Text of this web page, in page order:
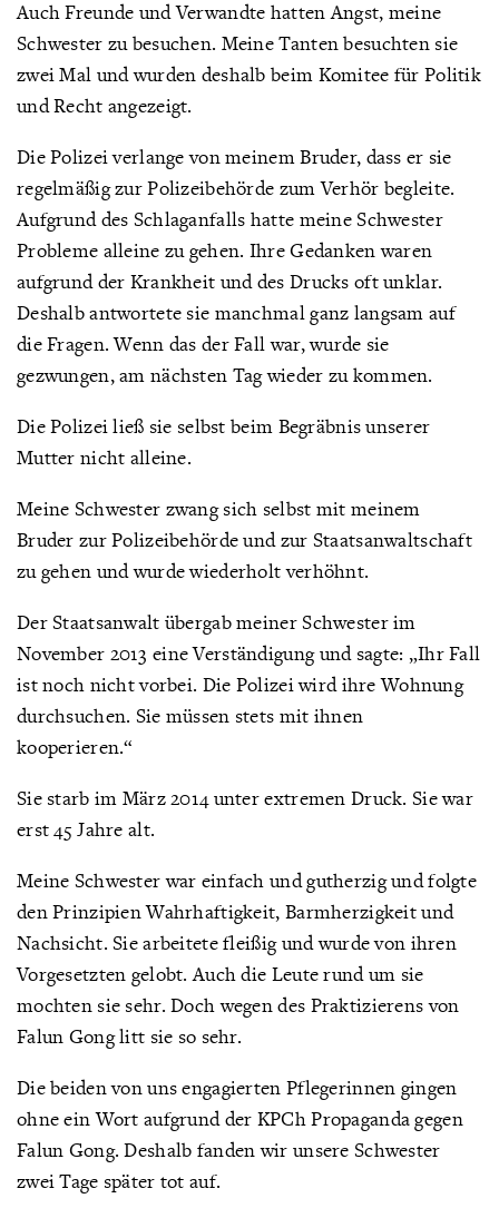
Auch Freunde und Verwandte hatten Angst, meine
Schwester zu besuchen. Meine Tanten besuchten sie
zwei Mal und wurden deshalb beim Komitee für Politik
und Recht angezeigt.
Die Polizei verlange von meinem Bruder, dass er sie
regelmäßig zur Polizeibehörde zum Verhör begleite.
Aufgrund des Schlaganfalls hatte meine Schwester
Probleme alleine zu gehen. Ihre Gedanken waren
aufgrund der Krankheit und des Drucks oft unklar.
Deshalb antwortete sie manchmal ganz langsam auf
die Fragen. Wenn das der Fall war, wurde sie
gezwungen, am nächsten Tag wieder zu kommen.
Die Polizei ließ sie selbst beim Begräbnis unserer
Mutter nicht alleine.
Meine Schwester zwang sich selbst mit meinem
Bruder zur Polizeibehörde und zur Staatsanwaltschaft
zu gehen und wurde wiederholt verhöhnt.
Der Staatsanwalt übergab meiner Schwester im
November 2013 eine Verständigung und sagte: „Ihr Fall
ist noch nicht vorbei. Die Polizei wird ihre Wohnung
durchsuchen. Sie müssen stets mit ihnen
kooperieren.“
Sie starb im März 2014 unter extremen Druck. Sie war
erst 45 Jahre alt.
Meine Schwester war einfach und gutherzig und folgte
den Prinzipien Wahrhaftigkeit, Barmherzigkeit und
Nachsicht. Sie arbeitete fleißig und wurde von ihren
Vorgesetzten gelobt. Auch die Leute rund um sie
mochten sie sehr. Doch wegen des Praktizierens von
Falun Gong litt sie so sehr.
Die beiden von uns engagierten Pflegerinnen gingen
ohne ein Wort aufgrund der KPCh Propaganda gegen
Falun Gong. Deshalb fanden wir unsere Schwester
zwei Tage später tot auf.